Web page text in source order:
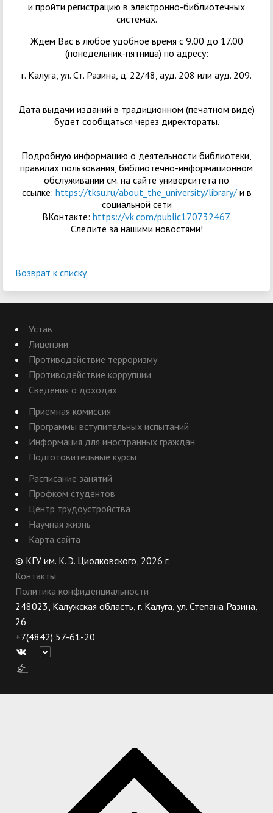
и пройти регистрацию в электронно-библиотечных
системах.
Ждем Вас в любое удобное время с 9.00 до 17.00
(понедельник-пятница) по адресу:
г. Калуга, ул. Ст. Разина, д. 22/48, ауд. 208 или ауд. 209.
Дата выдачи изданий в традиционном (печатном виде)
будет сообщаться через директораты.
Подробную информацию о деятельности библиотеки,
правилах пользования, библиотечно-информационном
обслуживании см. на сайте университета по
ссылке: https://tksu.ru/about_the_university/library/и в
социальной сети
ВКонтакте: https://vk.com/public170732467.
Следите за нашими новостями!
Возврат к списку
Устав
Лицензии
Противодействие терроризму
Противодействие коррупции
Сведения о доходах
Приемная комиссия
Программы вступительных испытаний
Информация для иностранных граждан
Подготовительные курсы
Расписание занятий
Профком студентов
Центр трудоустройства
Научная жизнь
Карта сайта
© КГУ им. К. Э. Циолковского, 2026 г.
Контакты
Политика конфиденциальности
248023, Калужская область, г. Калуга, ул. Степана Разина,
26
+7(4842) 57-61-20